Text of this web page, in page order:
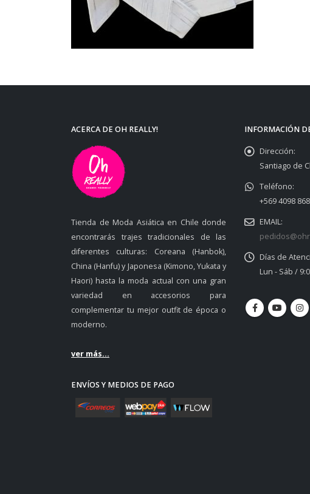
ACERCA DE OH REALLY!
Tienda de Moda Asiática en Chile donde
encontrarás trajes tradicionales de las
diferentes culturas: Coreana (Hanbok),
China (Hanfu) y Japonesa (Kimono, Yukata y
Haori) hasta la moda actual con una gran
variedad en accesorios para
complementar tu mejor outfit de época o
moderno.
ver más...
ENVÍOS Y MEDIOS DE PAGO
INFORMACIÓN
Dirección:
Santiago de
Teléfono:
+569 4098
EMAIL:
Días de
Lun - Sáb /